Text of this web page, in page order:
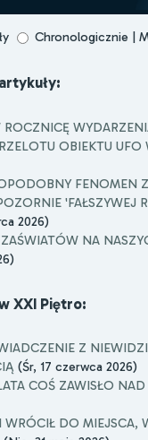
Chronologicznie |
OBIEKTU UFO
FENOMEN
'FAŁSZYWEJ
2026)
NA
XXI Piętro:
Z
(Śr, 17 czerwca 2026)
COŚ ZAWISŁO
WRÓCIŁ DO MIEJSCA,